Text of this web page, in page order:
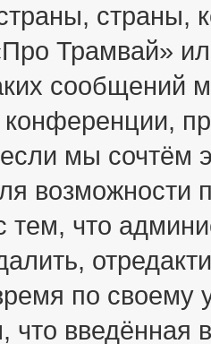
страны,
Трамвай»
сообщений
если мы
возможности
тем, что
по своему
что